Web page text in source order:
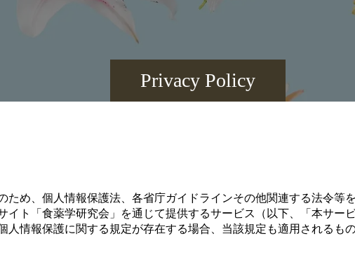
Privacy Policy
ため、個人情報保護法、各省庁ガイドラインその他関連する法令等
イト「食薬学研究会」を通じて提供するサービス（以下、「本サー
人情報保護に関する規定が存在する場合、当該規定も適用されるも